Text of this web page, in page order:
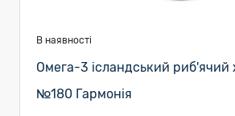
В наявності
Омега-3 ісландський риб'ячий
№180 Гармонія